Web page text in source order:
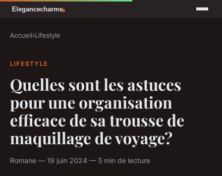
Accueil›Lifestyle
LIFESTYLE
Quelles sont les astuces
pour une organisation
efficace de sa trousse de
maquillage de voyage?
Romane — 19 juin 2024 — 5 min de lecture